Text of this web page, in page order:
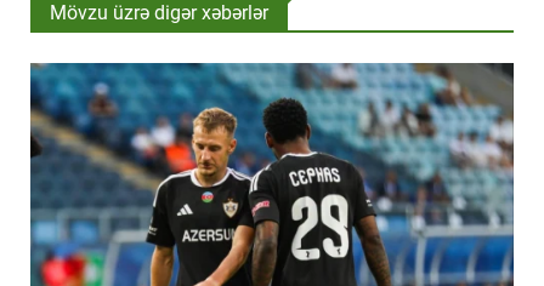
Mövzu üzrə digər xəbərlər